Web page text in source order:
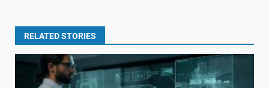
RELATED STORIES